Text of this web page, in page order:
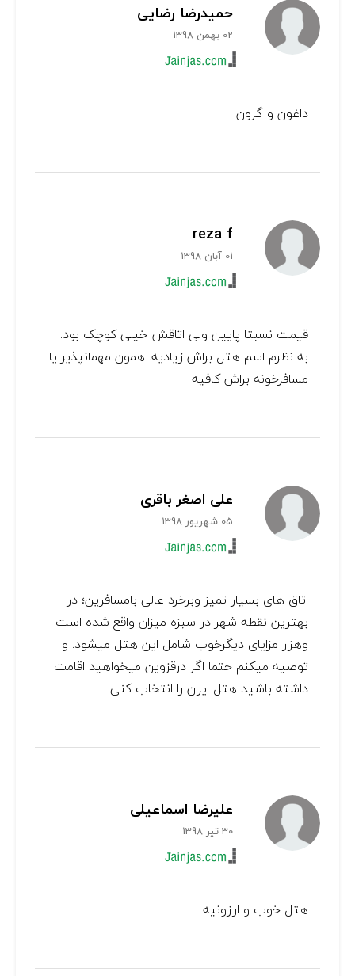
حمیدرضا رضایی
02 بهمن 1398
داغون و گرون
reza f
01 آبان 1398
قیمت نسبتا پایین ولی اتاقش خیلی کوچک بود.
به نظرم اسم هتل براش زیادیه. همون مهمانپذیر یا
مسافرخونه براش کافیه
علی اصغر باقری
05 شهریور 1398
اتاق های بسیار تمیز وبرخرد عالی بامسافرین؛ در
بهترین نقطه شهر در سبزه میزان واقع شده است
وهزار مزایای دیگرخوب شامل این هتل میشود. و
توصیه میکنم حتما اگر درقزوین میخواهید اقامت
داشته باشید هتل ایران را انتخاب کنی.
علیرضا اسماعیلی
30 تیر 1398
هتل خوب و ارزونیه